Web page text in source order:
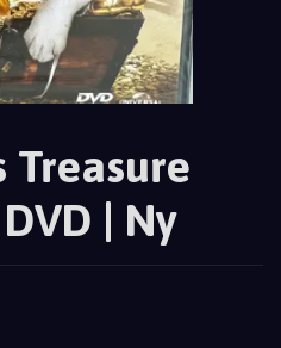
Treasure
| Ny